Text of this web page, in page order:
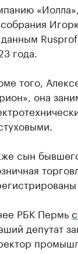
года.
того,
она
сын
РБК Пермь
депутат